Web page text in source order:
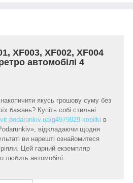
XF003, XF002, XF004
автомобілі 4
якусь грошову суму без
бажань? Купіть собі стильні
podarunkiv.ua/g4979829-kopilki в
відкладаючи щодня
ви нарешті ознайомитеся
Цей гарний екземпляр
любить автомобілі.